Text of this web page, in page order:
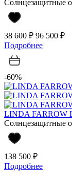
Солнцезащитные
38 600 ₽ 96 500 ₽
Подробнее
-60%
LINDA FARROW
Солнцезащитные
138 500 ₽
Подробнее